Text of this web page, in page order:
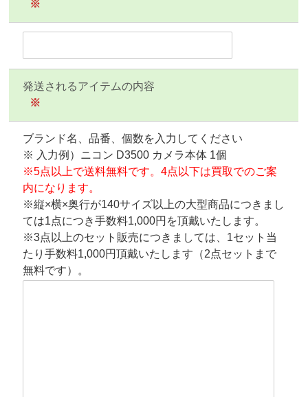
※
発送されるアイテムの内容
※
ブランド名、品番、個数を入力してください
※ 入力例）ニコン D3500 カメラ本体 1個
※5点以上で送料無料です。4点以下は買取でのご案
内になります。
※縦×横×奥行が140サイズ以上の大型商品につきまし
ては1点につき手数料1,000円を頂戴いたします。
※3点以上のセット販売につきましては、1セット当
たり手数料1,000円頂戴いたします（2点セットまで
無料です）。